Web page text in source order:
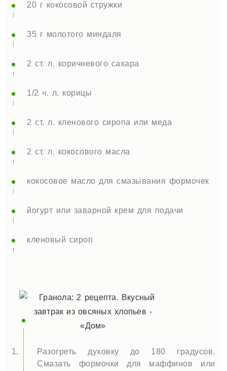
20 г кокосовой стружки
35 г молотого миндаля
2 ст. л. коричневого сахара
1/2 ч. л. корицы
2 ст. л. кленового сиропа или меда
2 ст. л. кокосового масла
кокосовое масло для смазывания формочек
йогурт или заварной крем для подачи
кленовый сироп
Разогреть духовку до 180 градусов.
Смазать формочки для маффинов или